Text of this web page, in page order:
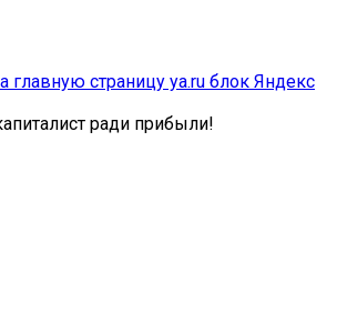
главную страницу ya.ru блок Яндекс
ради прибыли!